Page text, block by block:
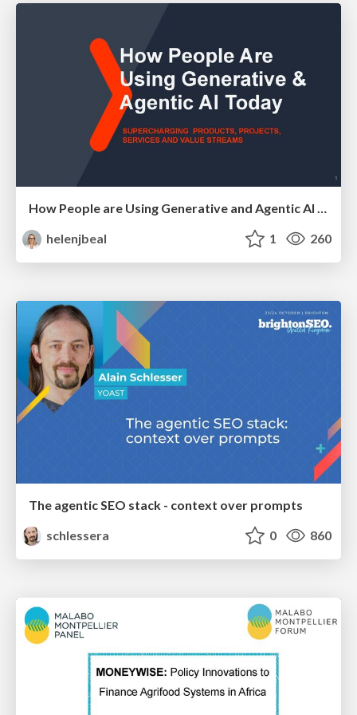
How People are Using Generative and Agentic AI to Supercharge Their Products, Projects, Services and Value Streams Today
helenjbeal
1 260
The agentic SEO stack - context over prompts
schlessera
0 860